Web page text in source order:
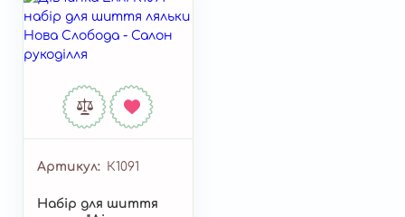
Артикул К1091
Набір для шиття